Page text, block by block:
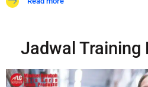
Jadwal Training